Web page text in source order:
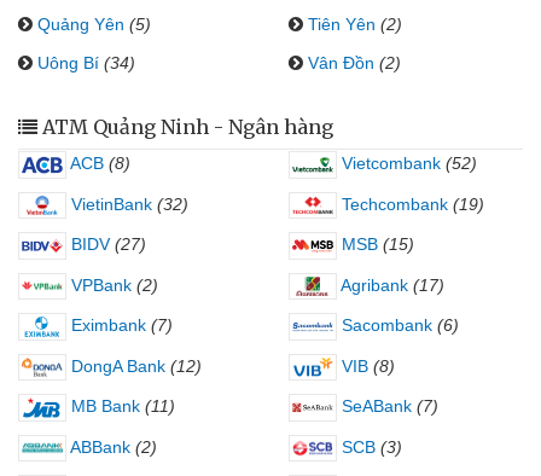
Quảng Yên (5) Tiên Yên (2)
Uông Bí (34) Vân Đồn (2)
ATM Quảng Ninh - Ngân hàng
ACB (8) Vietcombank (52)
VietinBank (32) Techcombank (19)
BIDV (27) MSB (15)
VPBank (2) Agribank (17)
Eximbank (7) Sacombank (6)
DongA Bank (12) VIB (8)
MB Bank (11) SeABank (7)
ABBank (2) SCB (3)